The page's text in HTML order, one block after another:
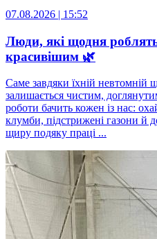
07.08.2026 | 15:52
Люди, які щодня
красивішим 🌿
Саме завдяки їхній невтомній
залишається чистим,
роботи бачить кожен із нас:
клумби, підстрижені газони й
щиру подяку праці ...